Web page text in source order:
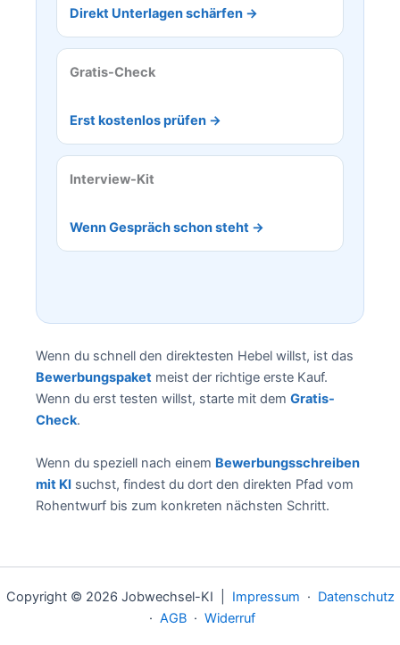
Direkt Unterlagen schärfen →
Gratis-Check
Erst kostenlos prüfen →
Interview-Kit
Wenn Gespräch schon steht →
Wenn du schnell den direktesten Hebel willst, ist das
Bewerbungspaket meist der richtige erste Kauf.
Wenn du erst testen willst, starte mit dem Gratis-
Check.
Wenn du speziell nach einem Bewerbungsschreiben
mit KI suchst, findest du dort den direkten Pfad vom
Rohentwurf bis zum konkreten nächsten Schritt.
Copyright © 2026 Jobwechsel-KI | Impressum · Datenschutz
· AGB· Widerruf